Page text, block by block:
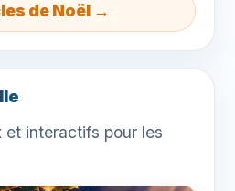
de Noël →
et interactifs pour les